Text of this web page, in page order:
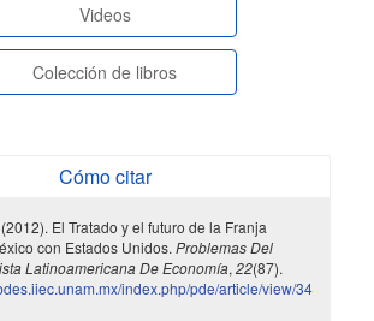
Videos
Colección de libros
Cómo citar
El Tratado y el futuro de la Franja
con Estados Unidos. Problemas Del
Latinoamericana De Economía, 22(87).
index.php/pde/article/view/34